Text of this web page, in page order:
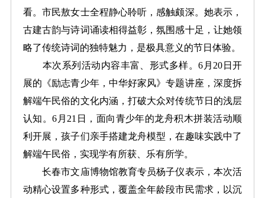
看。市民敖女士全程静心聆听，感触颇深。她表示，
古建古韵与诗词诵读相得益彰，氛围感十足，让她领
略了传统诗词的独特魅力，是极具意义的节日体验。
本次系列活动内容丰富、形式多样。6月20日开
展的《励志青少年，中华好家风》专题讲座，深度拆
解端午民俗的文化内涵，打破大众对传统节日的浅层
认知。6月21日，面向青少年的龙舟积木拼装活动顺
利开展，孩子们亲手搭建龙舟模型，在趣味实践中了
解端午民俗，实现学有所获、乐有所学。
长春市文庙博物馆教育专员杨子仪表示，本次活
动精心设置多种形式，覆盖全年龄段市民需求，以沉